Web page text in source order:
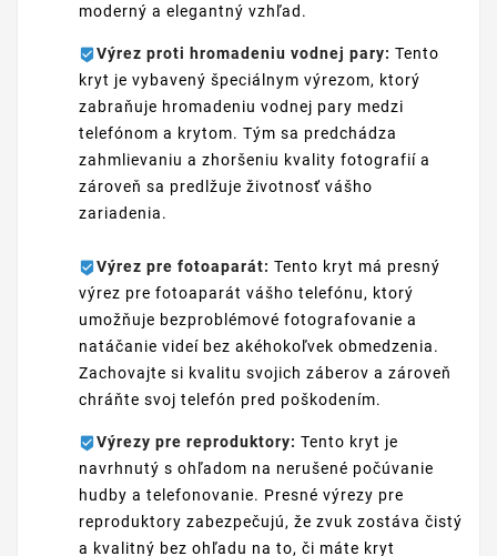
moderný a elegantný vzhľad.
Výrez proti hromadeniu vodnej pary: Tento
kryt je vybavený špeciálnym výrezom, ktorý
zabraňuje hromadeniu vodnej pary medzi
telefónom a krytom. Tým sa predchádza
zahmlievaniu a zhoršeniu kvality fotografií a
zároveň sa predlžuje životnosť vášho
zariadenia.
Výrez pre fotoaparát: Tento kryt má presný
výrez pre fotoaparát vášho telefónu, ktorý
umožňuje bezproblémové fotografovanie a
natáčanie videí bez akéhokoľvek obmedzenia.
Zachovajte si kvalitu svojich záberov a zároveň
chráňte svoj telefón pred poškodením.
Výrezy pre reproduktory: Tento kryt je
navrhnutý s ohľadom na nerušené počúvanie
hudby a telefonovanie. Presné výrezy pre
reproduktory zabezpečujú, že zvuk zostáva čistý
a kvalitný bez ohľadu na to, či máte kryt